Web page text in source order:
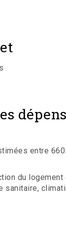
entre
du
sanitaire,